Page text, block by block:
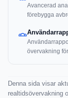
Avancerad
förebygga
övervakning
Denna sida visar
realtidsövervakning